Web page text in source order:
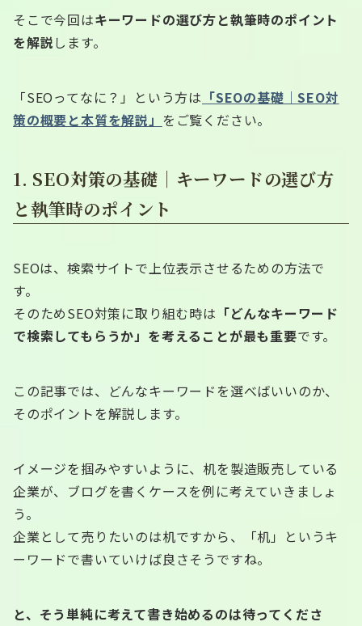
そこで今回はキーワードの選び方と執筆時のポイント
を解説します。
「SEOってなに？」という方は 「SEOの基礎｜SEO対
策の概要と本質を解説」 をご覧ください。
1. SEO対策の基礎｜キーワードの選び方
と執筆時のポイント
SEOは、検索サイトで上位表示させるための方法で
す。
そのためSEO対策に取り組む時は 「どんなキーワード
で検索してもらうか」を考えることが最も重要です。
この記事では、どんなキーワードを選べばいいのか、
そのポイントを解説します。
イメージを掴みやすいように、机を製造販売している
企業が、ブログを書くケースを例に考えていきましょ
う。
企業として売りたいのは机ですから、「机」というキ
ーワードで書いていけば良さそうですね。
と、そう単純に考えて書き始めるのは待ってくださ